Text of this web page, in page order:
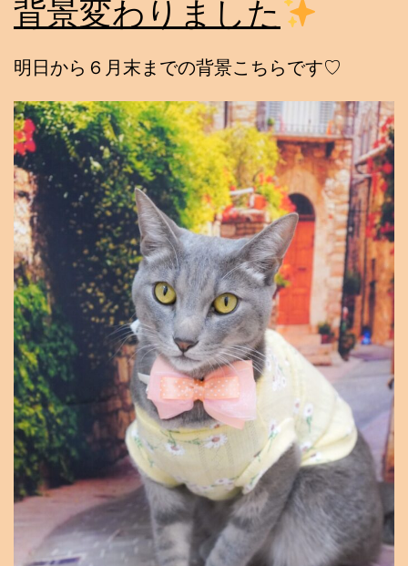
背景変わりました
明日から６月末までの背景こちらです♡